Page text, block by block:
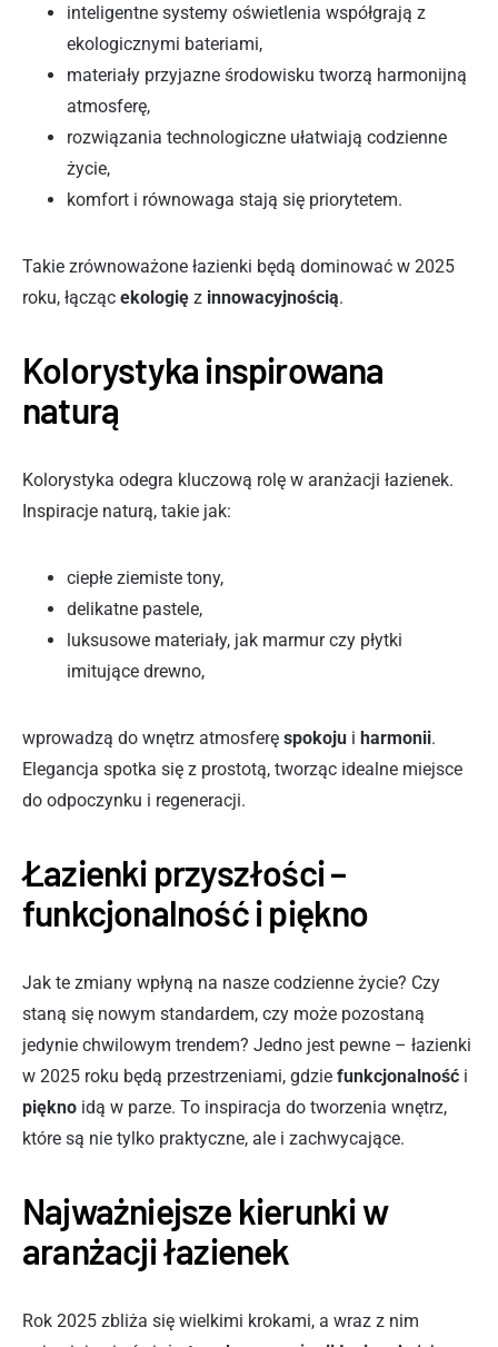
inteligentne systemy oświetlenia współgrają z
ekologicznymi bateriami,
materiały przyjazne środowisku tworzą harmonijną
atmosferę,
rozwiązania technologiczne ułatwiają codzienne
życie,
komfort i równowaga stają się priorytetem.
Takie zrównoważone łazienki będą dominować w 2025
roku, łącząc ekologię z innowacyjnością.
Kolorystyka inspirowana
naturą
Kolorystyka odegra kluczową rolę w aranżacji łazienek.
Inspiracje naturą, takie jak:
ciepłe ziemiste tony,
delikatne pastele,
luksusowe materiały, jak marmur czy płytki
imitujące drewno,
wprowadzą do wnętrz atmosferę spokoju i harmonii.
Elegancja spotka się z prostotą, tworząc idealne miejsce
do odpoczynku i regeneracji.
Łazienki przyszłości –
funkcjonalność i piękno
Jak te zmiany wpłyną na nasze codzienne życie? Czy
staną się nowym standardem, czy może pozostaną
jedynie chwilowym trendem? Jedno jest pewne – łazienki
w 2025 roku będą przestrzeniami, gdzie funkcjonalność i
piękno idą w parze. To inspiracja do tworzenia wnętrz,
które są nie tylko praktyczne, ale i zachwycające.
Najważniejsze kierunki w
aranżacji łazienek
Rok 2025 zbliża się wielkimi krokami, a wraz z nim